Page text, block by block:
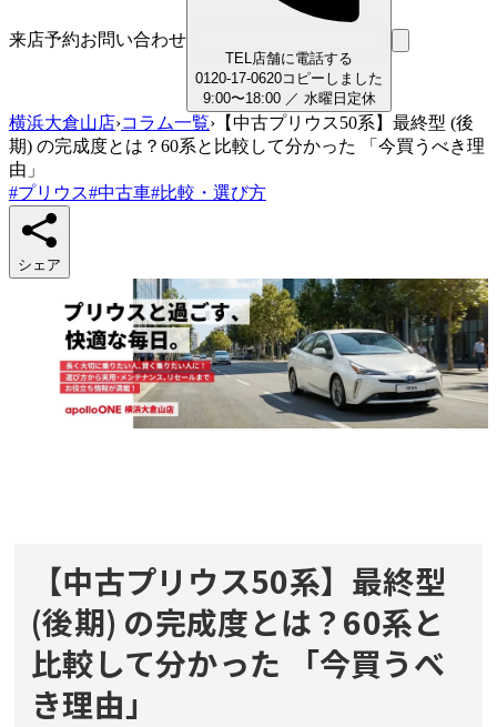
来店予約お問い合わせ
TEL 店舗に電話する
01 20-17-0620コピーしました
9:00〜18:00／ 水曜日 定休
横浜大倉山店›コラム一覧› 【中古プリウス50系】最終型 (後
期) の完成度とは？60系と比較して分かった 「今買うべき理
由」
#プリウス#中古車#比較・選び方
シェア
【中古プリウス50系】最終型
(後期) の完成度とは？60系と
比較して分かった
「今買うべ
き理由」